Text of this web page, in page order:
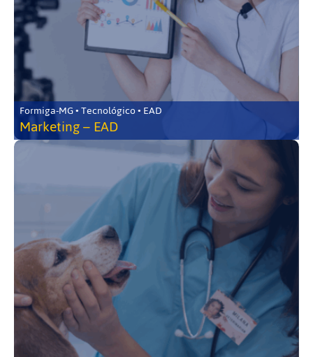
Formiga-MG • Tecnológico • EAD
Marketing – EAD